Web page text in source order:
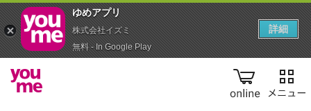
online
ゆめアプ‪リ‬
株式会社イズミ
無料 - In Google Play
詳細